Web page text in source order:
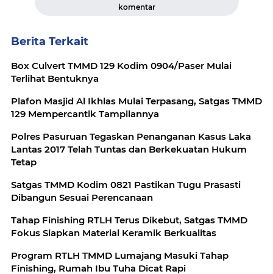
komentar
Berita Terkait
Box Culvert TMMD 129 Kodim 0904/Paser Mulai
Terlihat Bentuknya
Plafon Masjid Al Ikhlas Mulai Terpasang, Satgas TMMD
129 Mempercantik Tampilannya
Polres Pasuruan Tegaskan Penanganan Kasus Laka
Lantas 2017 Telah Tuntas dan Berkekuatan Hukum
Tetap
Satgas TMMD Kodim 0821 Pastikan Tugu Prasasti
Dibangun Sesuai Perencanaan
Tahap Finishing RTLH Terus Dikebut, Satgas TMMD
Fokus Siapkan Material Keramik Berkualitas
Program RTLH TMMD Lumajang Masuki Tahap
Finishing, Rumah Ibu Tuha Dicat Rapi